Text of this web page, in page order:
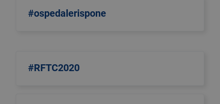
#ospedalerispone
#RFTC2020